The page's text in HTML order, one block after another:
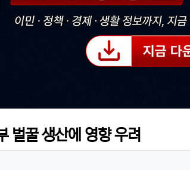
벌꿀 생산에 영향 우려